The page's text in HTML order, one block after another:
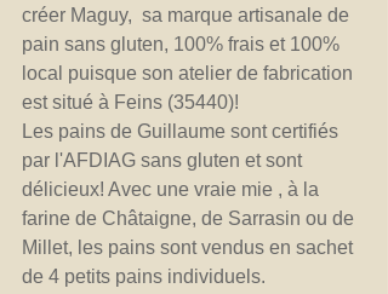
créer Maguy,  sa marque artisanale de
pain sans gluten, 100% frais et 100%
local puisque son atelier de fabrication
est situé à Feins (35440)!
Les pains de Guillaume sont certifiés
par l'AFDIAG sans gluten et sont
délicieux! Avec une vraie mie , à la
farine de Châtaigne, de Sarrasin ou de
Millet, les pains sont vendus en sachet
de 4 petits pains individuels.